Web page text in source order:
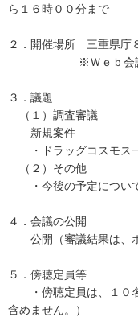
ら１６時００分まで
２．開催場所 三重県庁
※Ｗｅｂ会議シス
３．議題
（１）調査審議
新規案件
・ドラッグコスモス
（２）その他
・今後の予定につい
４．会議の公開
公開（審議結果は、ホ
５．傍聴定員等
・傍聴定員は、１０名
含めません。）